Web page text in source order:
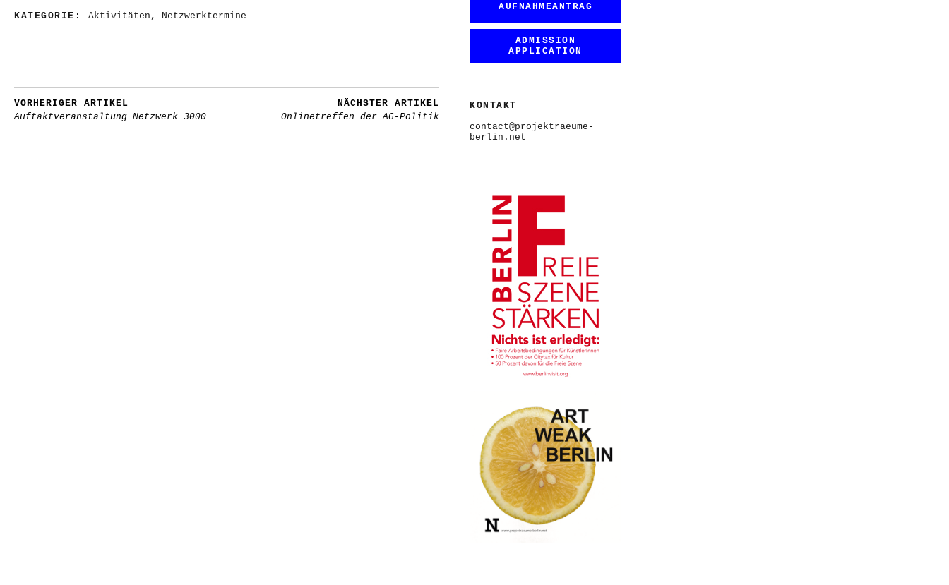
KATEGORIE: Aktivitäten , Netzwerktermine
VORHERIGER ARTIKEL
Auftaktveranstaltung Netzwerk 3000
NÄCHSTER ARTIKEL
Onlinetreffen der AG-Politik
AUFNAHMEANTRAG
ADMISSION
APPLICATION
KONTAKT
contact@projektraeume-
berlin.net